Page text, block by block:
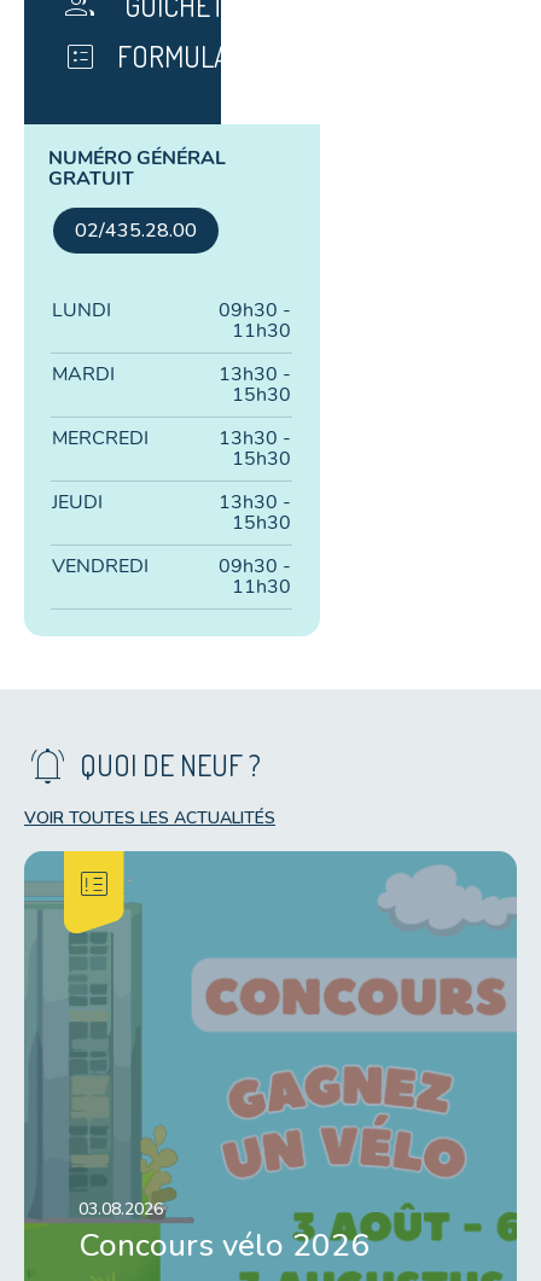
ballot FORMULAIRE
NUMÉRO GÉNÉRAL
GRATUIT
02/435.28.00
LUNDI 09h30 -
11h30
MARDI
13h30 -
15h30
MERCREDI
13h30 -
15h30
JEUDI
13h30 -
15h30
VENDREDI
09h30 -
11h30
notifications_active QUOI DE NEUF ?
VOIR TOUTES LES ACTUALITÉS
breaking_news
03.08.2026
Concours vélo 2026